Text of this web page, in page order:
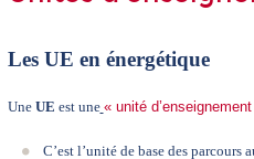
Les UE en énergétique
Une UE est une « unité
C’est l’unité de base des parcours